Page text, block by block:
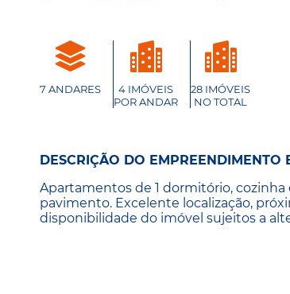
7 ANDARES
4 IMÓVEIS
POR ANDAR
28 IMÓVEIS
NO TOTAL
DESCRIÇÃO DO EMPREENDIMENTO
Apartamentos de 1 dormitório,
pavimento. Excelente localização,
disponibilidade do imóvel sujeitos a